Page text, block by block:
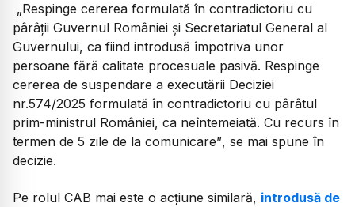
„Respinge cererea formulată în contradictoriu cu
pârâții Guvernul României și Secretariatul General al
Guvernului, ca fiind introdusă împotriva unor
persoane fără calitate procesuale pasivă. Respinge
cererea de suspendare a executării Deciziei
nr.574/2025 formulată în contradictoriu cu pârâtul
prim-ministrul României, ca neîntemeiată. Cu recurs în
termen de 5 zile de la comunicare”, se mai spune în
decizie.
Pe rolul CAB mai este o acțiune similară, introdusă de